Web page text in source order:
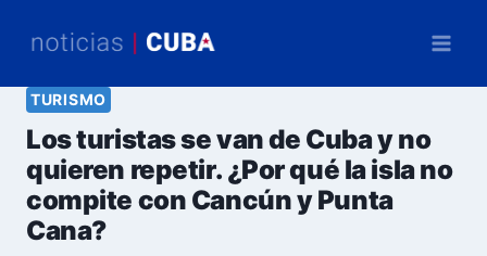
TURISMO
Los turistas se van de Cuba y no
quieren repetir. ¿Por qué la isla no
compite con Cancún y Punta
Cana?